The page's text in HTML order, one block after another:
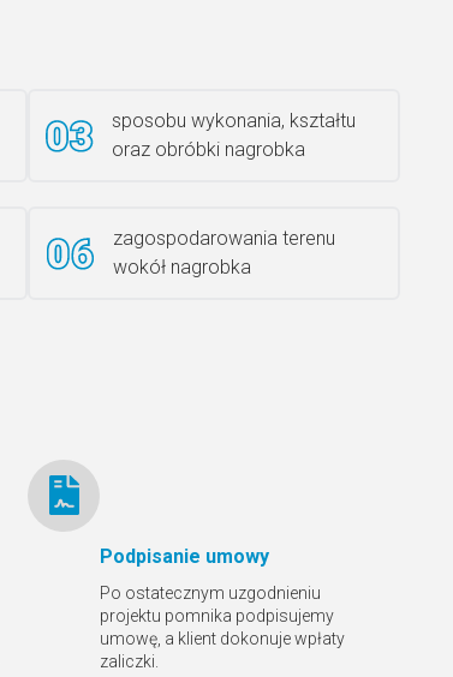
Rzeźba ANZK-60-BR-L
sposobu wykonania, kształtu
oraz obróbki nagrobka
zagospodarowania terenu
wokół nagrobka
Podpisanie umowy
Po ostatecznym uzgodnieniu
projektu pomnika podpisujemy
umowę, a klient dokonuje wpłaty
zaliczki.